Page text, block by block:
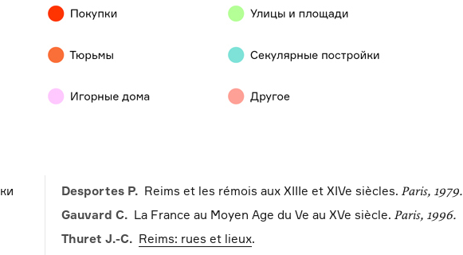
Desportes P. Reims et les rémois aux XIIIe et XIVe siècles. Paris, 1979.
Gauvard C. La France au Moyen Age du Ve au XVe siècle. Paris, 1996.
Thuret J.-C. Reims: rues et lieux.